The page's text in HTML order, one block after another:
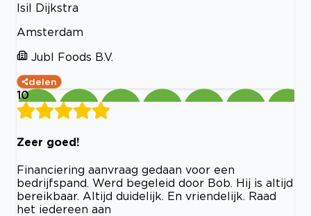
Isil Dijkstra
Amsterdam
Jubl Foods B.V.
delen
10
Zeer goed!
Financiering aanvraag gedaan voor een
bedrijfspand. Werd begeleid door Bob. Hij is altijd
bereikbaar. Altijd duidelijk. En vriendelijk. Raad
het iedereen aan